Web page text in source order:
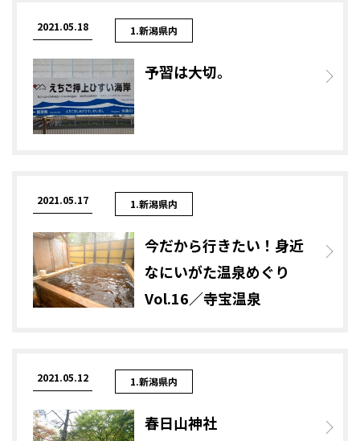
2021.05.18 1.新潟県内
予習は大切。
2021.05.17 1.新潟県内
今だから行きたい！身近
なにいがた温泉めぐり
Vol.16／寺宝温泉
2021.05.12 1.新潟県内
春日山神社